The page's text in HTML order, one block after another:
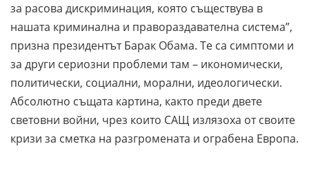
за расова дискриминация, която съществува в
нашата криминална и правораздавателна система”,
призна президентът Барак Обама. Те са симптоми и
за други сериозни проблеми там – икономически,
политически, социални, морални, идеологически.
Абсолютно същата картина, както преди двете
световни войни, чрез които САЩ излязоха от своите
кризи за сметка на разгромената и ограбена Европа.